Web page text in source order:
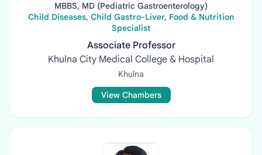
MBBS, MD (Pediatric Gastroenterology)
Child Diseases, Child Gastro-Liver, Food & Nutrition
Specialist
Associate Professor
Khulna City Medical College & Hospital
Khulna
View Chambers